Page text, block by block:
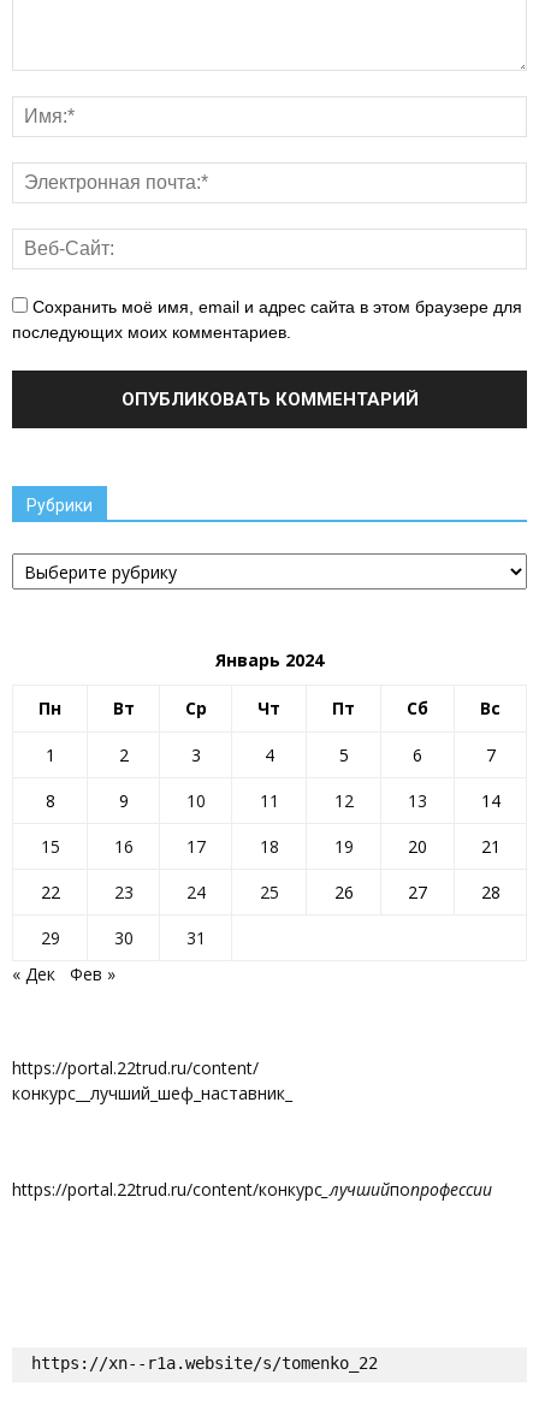
Сохранить моё имя, email и адрес сайта в этом браузере для
последующих моих комментариев.
Рубрики
Рубрики
Январь 2024
Пн Вт Ср Чт Пт Сб Вс
1 2 3 4 5 6
7
8
9 10 11 12 13
14
15
16 17 18 19 20
21
22
23 24 25 26 27
28
29
30
31
« Дек
Фев »
https://portal.22trud.ru/content/
конкурс__лучший_шеф_наставник_
https://portal.22trud.ru/content/конкурс _лучшийпопрофессии
https://xn--r1a.website/s/tomenko_22